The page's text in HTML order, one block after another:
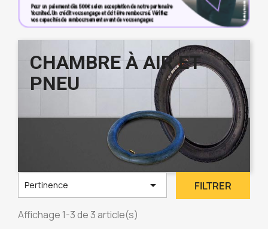
CHAMBRE À AIR ET
PNEU
Pertinence  FILTRER
Affichage 1-3 de 3 article(s)